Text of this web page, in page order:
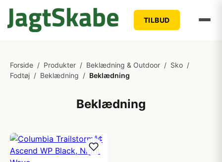
TILBUD
Forside / Produkter / Beklædning & Outdoor / Sko /
Fodtøj / Beklædning / Beklædning
Beklædning